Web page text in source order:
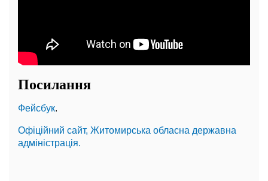
Посилання
Фейсбук.
Офіційний сайт, Житомирська обласна державна
адміністрація.